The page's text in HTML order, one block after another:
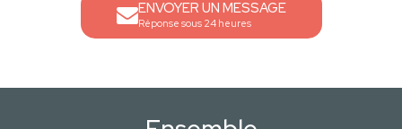
ENVOYER UN MESSAGE
Réponse sous 24 heures